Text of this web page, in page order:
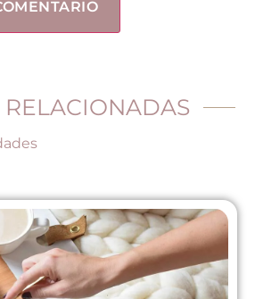
RELACIONADAS